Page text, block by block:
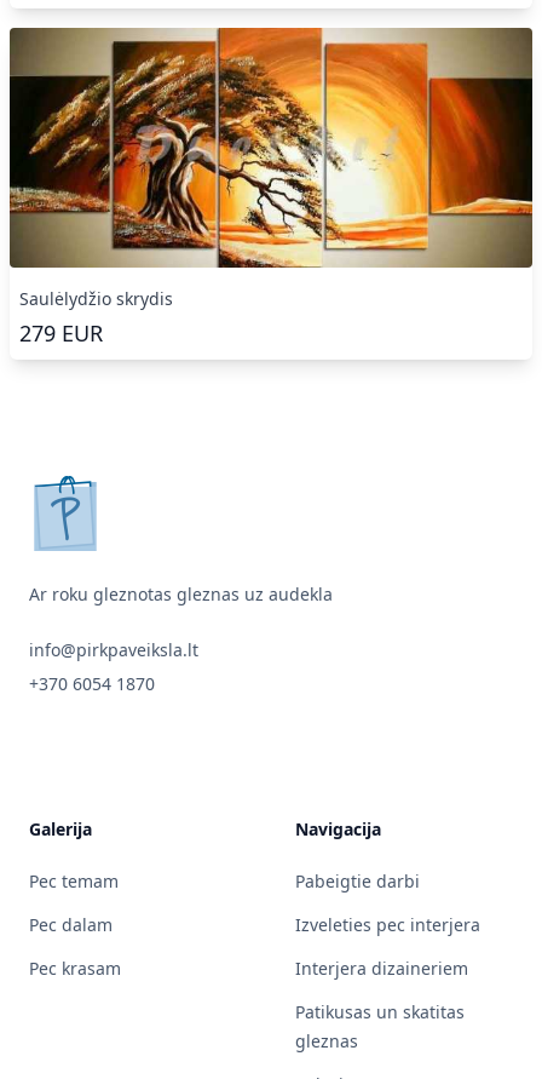
Saulėlydžio skrydis
279 EUR
pirkpaveiksla.lt
Ar roku gleznotas gleznas uz audekla
info@pirkpaveiksla.lt
+370 6054 1870
Galerija
Pec temam
Pec dalam
Pec krasam
Navigacija
Pabeigtie darbi
Izveleties pec interjera
Interjera dizaineriem
Patikusas un skatitas
gleznas